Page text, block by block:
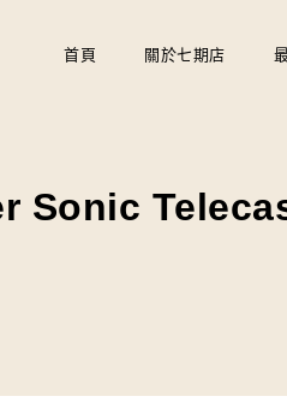
首頁 關於七期店
Sonic